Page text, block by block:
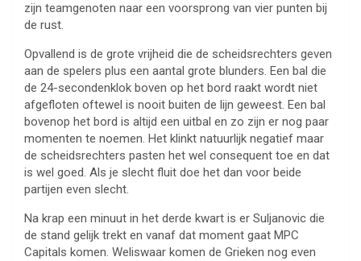
zijn teamgenoten naar een voorsprong van vier punten bij
de rust.
Opvallend is de grote vrijheid die de scheidsrechters geven
aan de spelers plus een aantal grote blunders. Een bal die
de 24-secondenklok boven op het bord raakt wordt niet
afgefloten oftewel is nooit buiten de lijn geweest. Een bal
bovenop het bord is altijd een uitbal en zo zijn er nog paar
momenten te noemen. Het klinkt natuurlijk negatief maar
de scheidsrechters pasten het wel consequent toe en dat
is wel goed. Als je slecht fluit doe het dan voor beide
partijen even slecht.
Na krap een minuut in het derde kwart is er Suljanovic die
de stand gelijk trekt en vanaf dat moment gaat MPC
Capitals komen. Weliswaar komen de Grieken nog even